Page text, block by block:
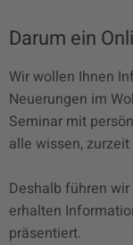
Darum ein
Wir wollen Ihnen
Neuerungen im
Seminar mit
alle wissen,
Deshalb führen
erhalten
präsentiert.